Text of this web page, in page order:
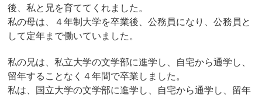
後、私と兄を育ててくれました。
私の母は、４年制大学を卒業後、公務員になり、公務員と
して定年まで働いていました。
私の兄は、私立大学の文学部に進学し、自宅から通学し、
留年することなく４年間で卒業しました。
私は、国立大学の文学部に進学し、自宅から通学し、留年